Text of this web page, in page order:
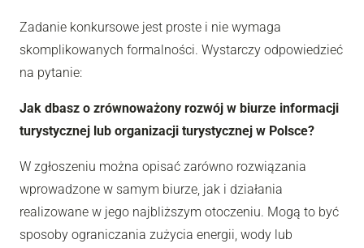
Zadanie konkursowe jest proste i nie wymaga
skomplikowanych formalności. Wystarczy odpowiedzieć
na pytanie:
Jak dbasz o zrównoważony rozwój w biurze informacji
turystycznej lub organizacji turystycznej w Polsce?
W zgłoszeniu można opisać zarówno rozwiązania
wprowadzone w samym biurze, jak i działania
realizowane w jego najbliższym otoczeniu. Mogą to być
sposoby ograniczania zużycia energii, wody lub